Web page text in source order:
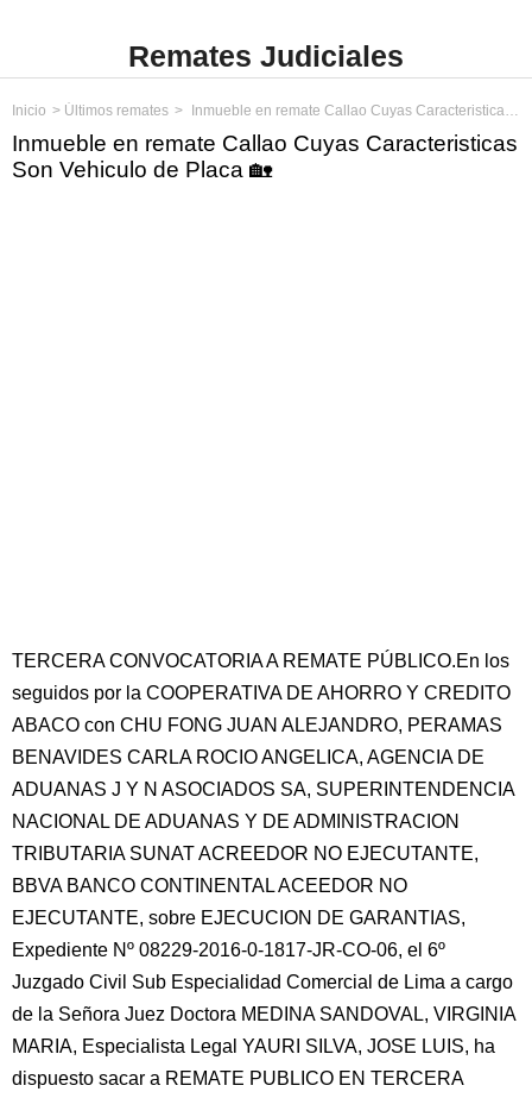
Remates Judiciales
Inicio Últimos remates Inmueble en remate Callao Cuyas Caracteristicas Son Vehiculo de Placa
Inmueble en remate Callao Cuyas Caracteristicas
Son Vehiculo de Placa 🏡
TERCERA CONVOCATORIA A REMATE PÚBLICO.En los
seguidos por la COOPERATIVA DE AHORRO Y CREDITO
ABACO con CHU FONG JUAN ALEJANDRO, PERAMAS
BENAVIDES CARLA ROCIO ANGELICA, AGENCIA DE
ADUANAS J Y N ASOCIADOS SA, SUPERINTENDENCIA
NACIONAL DE ADUANAS Y DE ADMINISTRACION
TRIBUTARIA SUNAT ACREEDOR NO EJECUTANTE,
BBVA BANCO CONTINENTAL ACEEDOR NO
EJECUTANTE, sobre EJECUCION DE GARANTIAS,
Expediente Nº 08229-2016-0-1817-JR-CO-06, el 6º
Juzgado Civil Sub Especialidad Comercial de Lima a cargo
de la Señora Juez Doctora MEDINA SANDOVAL, VIRGINIA
MARIA, Especialista Legal YAURI SILVA, JOSE LUIS, ha
dispuesto sacar a REMATE PUBLICO EN TERCERA